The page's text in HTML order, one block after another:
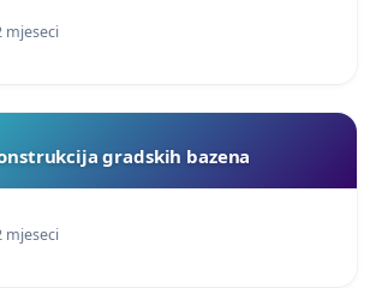
mjeseci
gradskih bazena
mjeseci